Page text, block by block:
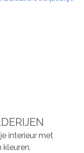
interieur met
kleuren.